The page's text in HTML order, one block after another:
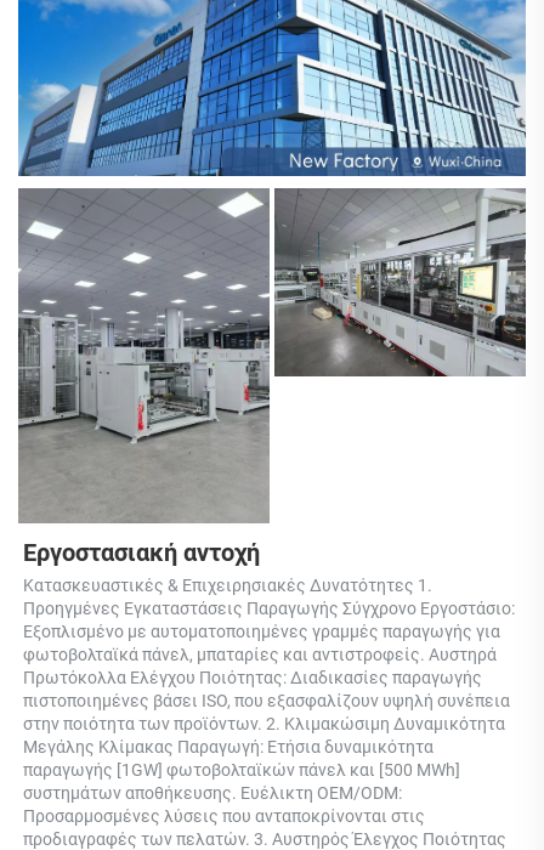
Εργοστασιακή αντοχή
Κατασκευαστικές & Επιχειρησιακές Δυνατότητες 1.
Προηγμένες Εγκαταστάσεις Παραγωγής Σύγχρονο Εργοστάσιο:
Εξοπλισμένο με αυτοματοποιημένες γραμμές παραγωγής για
φωτοβολταϊκά πάνελ, μπαταρίες και αντιστροφείς. Αυστηρά
Πρωτόκολλα Ελέγχου Ποιότητας: Διαδικασίες παραγωγής
πιστοποιημένες βάσει ISO, που εξασφαλίζουν υψηλή συνέπεια
στην ποιότητα των προϊόντων. 2. Κλιμακώσιμη Δυναμικότητα
Μεγάλης Κλίμακας Παραγωγή: Ετήσια δυναμικότητα
παραγωγής [1GW] φωτοβολταϊκών πάνελ και [500 MWh]
συστημάτων αποθήκευσης. Ευέλικτη OEM/ODM:
Προσαρμοσμένες λύσεις που ανταποκρίνονται στις
προδιαγραφές των πελατών. 3. Αυστηρός Έλεγχος Ποιότητας